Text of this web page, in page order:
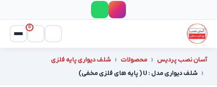
0
آسان نصب پردیس محصولات
شلف دیواری پایه فلزی
شلف دیواری مدل : U ( پایه های فلزی مخفی)